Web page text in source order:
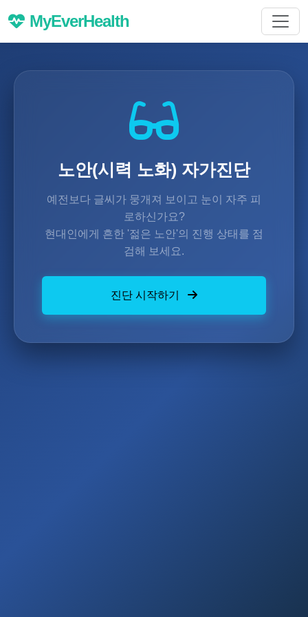
MyEverHealth
노안(시력 노화) 자가진단
예전보다 글씨가 뭉개져 보이고 눈이 자주 피
로하신가요?
현대인에게 흔한 '젊은 노안'의 진행 상태를 점
검해 보세요.
진단 시작하기